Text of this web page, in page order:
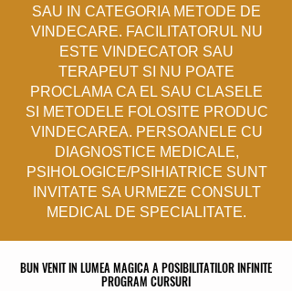
SAU IN CATEGORIA METODE DE
VINDECARE. FACILITATORUL NU
ESTE VINDECATOR SAU
TERAPEUT SI NU POATE
PROCLAMA CA EL SAU CLASELE
SI METODELE FOLOSITE PRODUC
VINDECAREA. PERSOANELE CU
DIAGNOSTICE MEDICALE,
PSIHOLOGICE/PSIHIATRICE SUNT
INVITATE SA URMEZE CONSULT
MEDICAL DE SPECIALITATE.
BUN VENIT IN LUMEA MAGICA A POSIBILITATILOR INFINITE
PROGRAM CURSURI
BUN VENIT IN LUMEA MAGICA A POSIBILITATILOR INFINITE
PROGRAM CURSURI